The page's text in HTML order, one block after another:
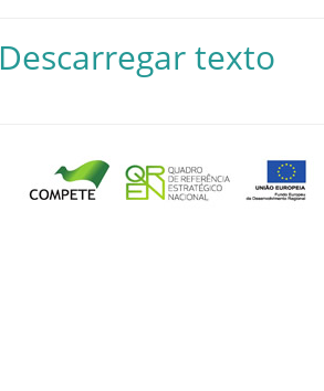
Descarregar texto